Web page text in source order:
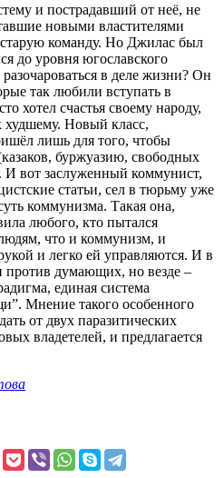
и пострадавший от неё, не
новыми властителями
команду. Но Джилас был
до уровня югославского
в деле жизни? Он
так любили вступать в
хотел счастья своему народу,
худшему. Новый класс,
лишь для того, чтобы
буржуазию, свободных
И вот заслуженный коммунист,
статьи, сел в тюрьму уже
коммунизма. Такая она,
любого, кто пытался
что и коммунизм, и
и легко ей управляются. И в
против думающих, но везде –
единая система
Мнение такого особенного
от двух паразитических
владетелей, и предлагается